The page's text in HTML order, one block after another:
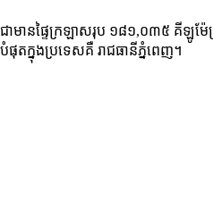
ជាមានផ្ទៃក្រឡាសរុប ១៨១,០៣៥ គីឡូម៉
ក្នុងប្រទេសគឺ រាជធានីភ្នំពេញ។